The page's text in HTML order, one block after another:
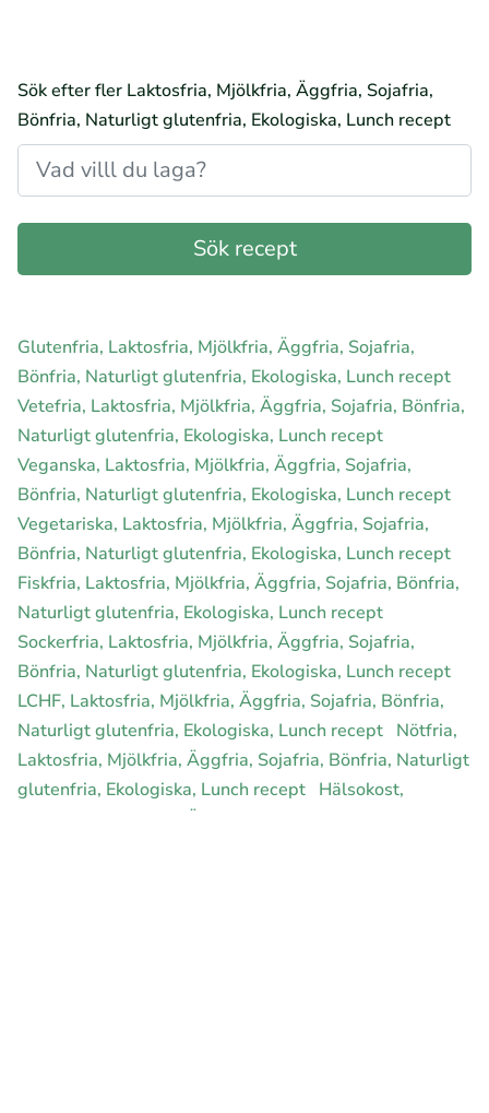
Sök efter fler Laktosfria, Mjölkfria, Äggfria, Sojafria,
Bönfria, Naturligt glutenfria, Ekologiska, Lunch recept
Glutenfria, Laktosfria, Mjölkfria, Äggfria, Sojafria,
Bönfria, Naturligt glutenfria, Ekologiska, Lunch recept
Vetefria, Laktosfria, Mjölkfria, Äggfria, Sojafria, Bönfria,
Naturligt glutenfria, Ekologiska, Lunch recept
Veganska, Laktosfria, Mjölkfria, Äggfria, Sojafria,
Bönfria, Naturligt glutenfria, Ekologiska, Lunch recept
Vegetariska, Laktosfria, Mjölkfria, Äggfria, Sojafria,
Bönfria, Naturligt glutenfria, Ekologiska, Lunch recept
Fiskfria, Laktosfria, Mjölkfria, Äggfria, Sojafria, Bönfria,
Naturligt glutenfria, Ekologiska, Lunch recept
Sockerfria, Laktosfria, Mjölkfria, Äggfria, Sojafria,
Bönfria, Naturligt glutenfria, Ekologiska, Lunch recept
LCHF, Laktosfria, Mjölkfria, Äggfria, Sojafria, Bönfria,
Naturligt glutenfria, Ekologiska, Lunch recept Nötfria,
Laktosfria, Mjölkfria, Äggfria, Sojafria, Bönfria, Naturligt
glutenfria, Ekologiska, Lunch recept Hälsokost,